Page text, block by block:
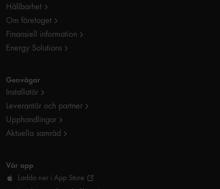
Hållbarhet
Om företaget
Finansiell information
Energy Solutions
Genvägar
Installatör
Leverantör och partner
Upphandlingar
Aktuella samråd
Vår app
Ladda ner i App Store